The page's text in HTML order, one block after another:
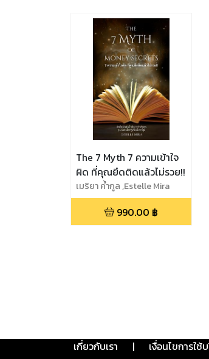
The 7 Myth 7 ความเข้าใจ
ผิด ที่คุณยึดติดแล้วไม่รวย!!
เมริยา ค้ำกูล ,Estelle Mira
990.00 ฿
เกี่ยวกับเรา | เงื่อนไขการใช้